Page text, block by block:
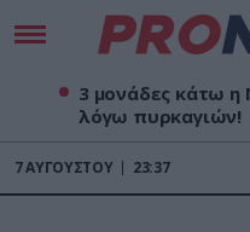
3 μονάδες κάτω η
λόγω πυρκαγιών!
7ΑΥΓΟΎΣΤΟΥ 23:37